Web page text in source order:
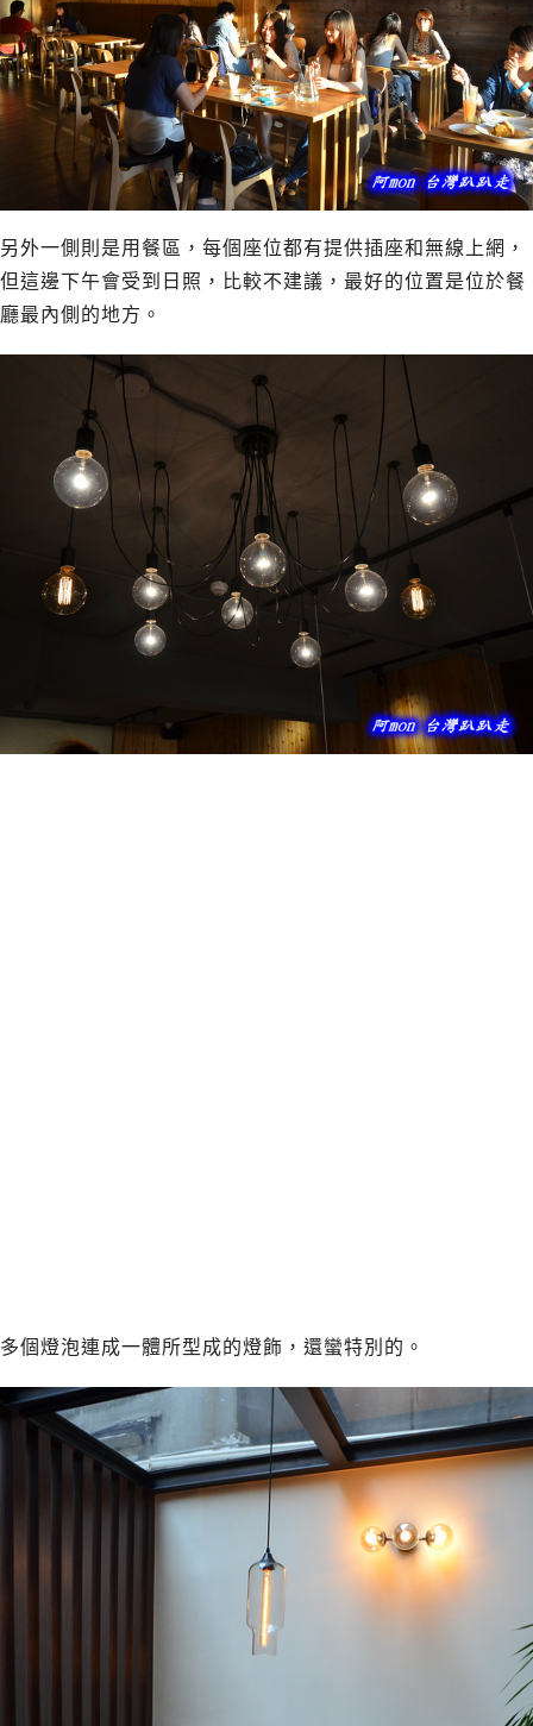
另外一側則是用餐區，每個座位都有提供插座和無線上網，
但這邊下午會受到日照，比較不建議，最好的位置是位於餐
廳最內側的地方。
多個燈泡連成一體所型成的燈飾，還蠻特別的。